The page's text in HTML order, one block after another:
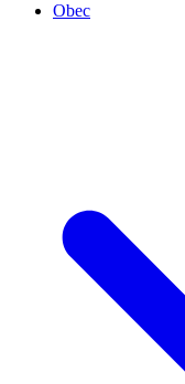
Obec